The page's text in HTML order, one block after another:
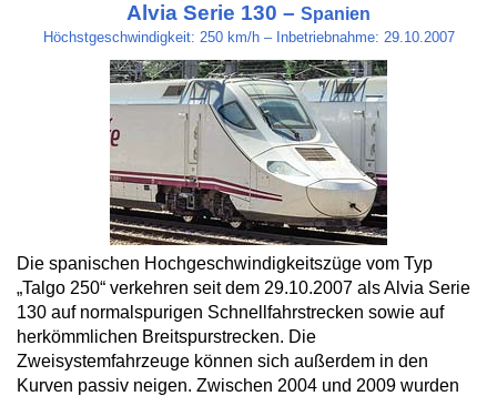
Alvia Serie 130 – Spanien
Höchstgeschwindigkeit: 250 km/h – Inbetriebnahme: 29.10.2007
Die spanischen Hochgeschwindigkeitszüge vom Typ
„Talgo 250“ verkehren seit dem 29.10.2007 als Alvia Serie
130 auf normalspurigen Schnellfahrstrecken sowie auf
herkömmlichen Breitspurstrecken. Die
Zweisystemfahrzeuge können sich außerdem in den
Kurven passiv neigen. Zwischen 2004 und 2009 wurden